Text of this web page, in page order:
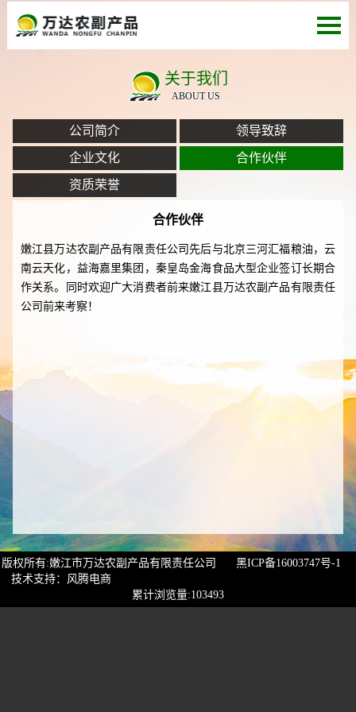
关于我们
ABOUT US
公司简介
领导致辞
企业文化
合作伙伴
资质荣誉
合作伙伴
嫩江县万达农副产品有限责任公司先后与北京三河汇福粮油，云
南云天化，益海嘉里集团，秦皇岛金海食品大型企业签订长期合
作关系。同时欢迎广大消费者前来嫩江县万达农副产品有限责任
公司前来考察！
版权所有:嫩江市万达农副产品有限责任公司
黑ICP备16003747号-1
技术支持：风腾电商
累计浏览量:103493